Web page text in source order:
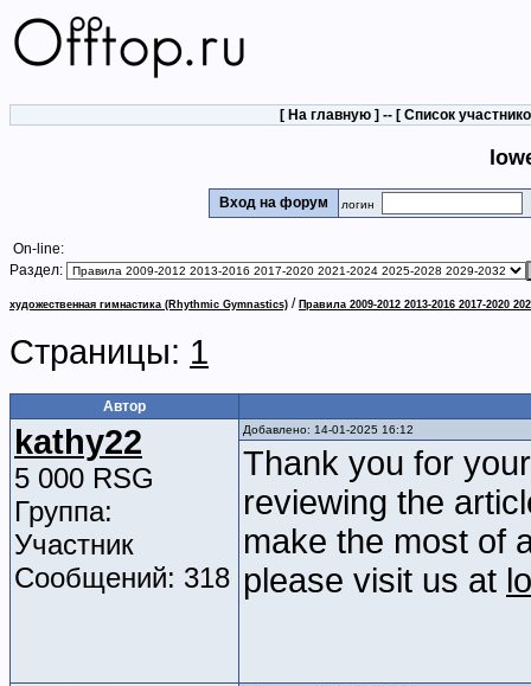
[ На главную ] -- [ Список
Вход на форум логин
On-line:
Раздел:
художественная гимнастика (Rhythmic Gymnastics) / Правила 2009-2012 2013-2016 2017-2020
Страницы: 1
Автор
kathy22
5 000 RSG
Группа:
Участник
Сообщений: 318
Добавлено: 14-01-2025 16:12
Thank you for
reviewing the
make the most of
please visit us at